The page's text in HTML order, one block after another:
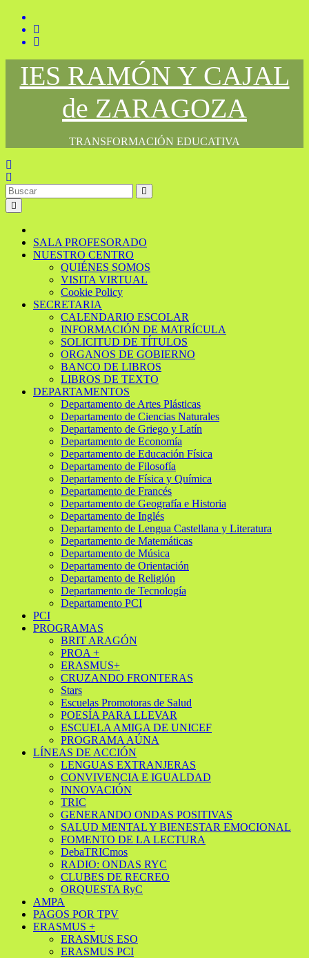
Saltar
contenido
IES RAMÓN Y CAJAL
de ZARAGOZA
TRANSFORMACIÓN EDUCATIVA
SALA PROFESORADO
NUESTRO CENTRO
QUIÉNES SOMOS
VISITA VIRTUAL
Cookie Policy
SECRETARIA
CALENDARIO ESCOLAR
INFORMACIÓN DE MATRÍCULA
SOLICITUD DE TÍTULOS
ORGANOS DE GOBIERNO
BANCO DE LIBROS
LIBROS DE TEXTO
DEPARTAMENTOS
Departamento de Artes Plásticas
Departamento de Ciencias Naturales
Departamento de Griego y Latín
Departamento de Economía
Departamento de Educación Física
Departamento de Filosofía
Departamento de Física y Química
Departamento de Francés
Departamento de Geografía e Historia
Departamento de Inglés
Departamento de Lengua Castellana y Literatura
Departamento de Matemáticas
Departamento de Música
Departamento de Orientación
Departamento de Religión
Departamento de Tecnología
Departamento PCI
PCI
PROGRAMAS
BRIT ARAGÓN
PROA +
ERASMUS+
CRUZANDO FRONTERAS
Stars
Escuelas Promotoras de Salud
POESÍA PARA LLEVAR
ESCUELA AMIGA DE UNICEF
PROGRAMA AÚNA
LÍNEAS DE ACCIÓN
LENGUAS EXTRANJERAS
CONVIVENCIA E IGUALDAD
INNOVACIÓN
TRIC
GENERANDO ONDAS POSITIVAS
SALUD MENTAL Y BIENESTAR EMOCIONAL
FOMENTO DE LA LECTURA
DebaTRICmos
RADIO: ONDAS RYC
CLUBES DE RECREO
ORQUESTA RyC
AMPA
PAGOS POR TPV
ERASMUS +
ERASMUS ESO
ERASMUS PCI